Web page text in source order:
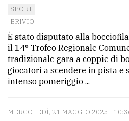
SPORT
BRIVIO
È stato disputato alla
il 14° Trofeo Regionale
tradizionale gara a coppie di
giocatori a scendere in pista e
intenso pomeriggio ...
MERCOLEDÌ, 21 MAGGIO 2025 -